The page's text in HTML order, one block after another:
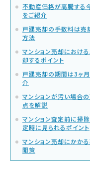
不動産価格が高騰する
をご紹介
戸建売却の手数料は売
方法
マンション売却におけ
却するポイント
戸建売却の期間は3ヶ
介
マンションが汚い場合
点を解説
マンション査定前に掃
定時に見られるポイント
マンション売却にかか
開策